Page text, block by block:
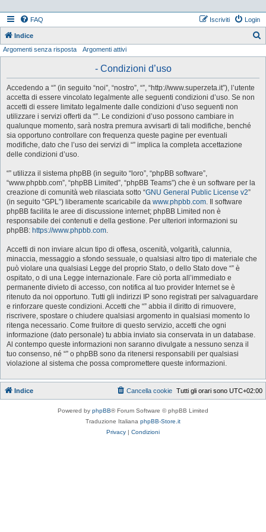
FAQ Login
Iscriviti
Indice
Argomenti senza risposta Argomenti attivi
- Condizioni d’uso
Accedendo a “” (in seguito “noi”, “nostro”, “”, “http://www.superzeta.it”), l’utente
accetta di essere vincolato legalmente alle seguenti condizioni d’uso. Se non
accetti di essere limitato legalmente dalle condizioni d’uso seguenti non
utilizzare i servizi offerti da “”. Le condizioni d’uso possono cambiare in
qualunque momento, sarà nostra premura avvisarti di tali modifiche, benché
sia opportuno controllare con frequenza queste pagine per eventuali
modifiche, dato che l’uso dei servizi di “” implica la completa accettazione
delle condizioni d’uso.
“” utilizza il sistema phpBB (in seguito “loro”, “phpBB software”,
“www.phpbb.com”, “phpBB Limited”, “phpBB Teams”) che è un software per la
creazione di comunità web rilasciata sotto “GNU General Public License v2”
(in seguito “GPL”) liberamente scaricabile da www.phpbb.com. Il software
phpBB facilita le aree di discussione internet; phpBB Limited non è
responsabile dei contenuti e della gestione. Per ulteriori informazioni su
phpBB: https://www.phpbb.com.
Accetti di non inviare alcun tipo di offesa, oscenità, volgarità, calunnia,
minaccia, messaggio a sfondo sessuale, o qualsiasi altro tipo di materiale che
può violare una qualsiasi Legge del proprio Stato, o dello Stato dove “” è
ospitato, o di una Legge internazionale. Fare ciò porta all’immediato e
permanente divieto di accesso, con notifica al tuo provider Internet se è
ritenuto da noi opportuno. Tutti gli indirizzi IP sono registrati per salvaguardare
e rinforzare queste condizioni. Accetti che “” abbia il diritto di rimuovere,
riscrivere, spostare o chiudere qualsiasi argomento in qualsiasi momento lo
ritenga necessario. Come fruitore di questo servizio, accetti che ogni
informazione (dato personale) tu abbia inviato sia conservata in un database.
Al contempo queste informazioni non saranno divulgate a nessuno senza il
tuo consenso, né “” o phpBB sono da ritenersi responsabili per qualsiasi
violazione al sistema che possa compromettere queste informazioni.
Indice Tutti gli orari sono UTC+02:00
Cancella cookie
Powered by phpBB® Forum Software © phpBB Limited
Traduzione Italiana phpBB-Store.it
Privacy | Condizioni